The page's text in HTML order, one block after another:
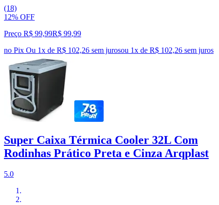
(18)
12% OFF
Preço R$ 99,99R$ 99,99
no Pix Ou 1x de R$ 102,26 sem jurosou 1x de R$ 102,26 sem juros
Super Caixa Térmica Cooler 32L Com
Rodinhas Prático Preta e Cinza Arqplast
5.0